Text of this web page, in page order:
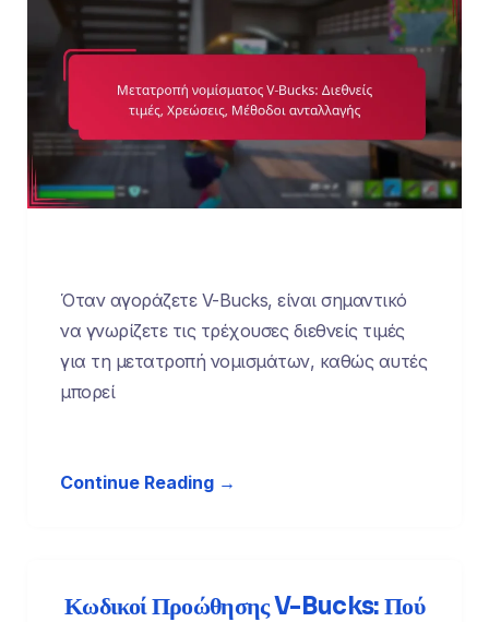
Όταν αγοράζετε V-Bucks, είναι σημαντικό
να γνωρίζετε τις τρέχουσες διεθνείς τιμές
για τη μετατροπή νομισμάτων, καθώς αυτές
μπορεί
Continue Reading →
Κωδικοί Προώθησης V-Bucks: Πού